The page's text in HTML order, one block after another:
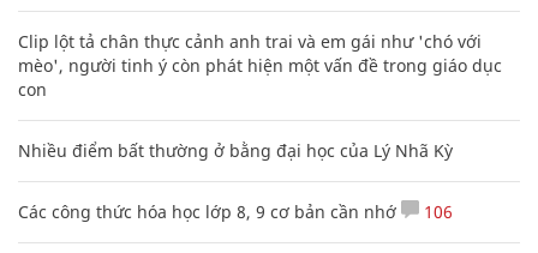
Clip lột tả chân thực cảnh anh trai và em gái như 'chó với
mèo', người tinh ý còn phát hiện một vấn đề trong giáo dục
con
Nhiều điểm bất thường ở bằng đại học của Lý Nhã Kỳ
Các công thức hóa học lớp 8, 9 cơ bản cần nhớ 106